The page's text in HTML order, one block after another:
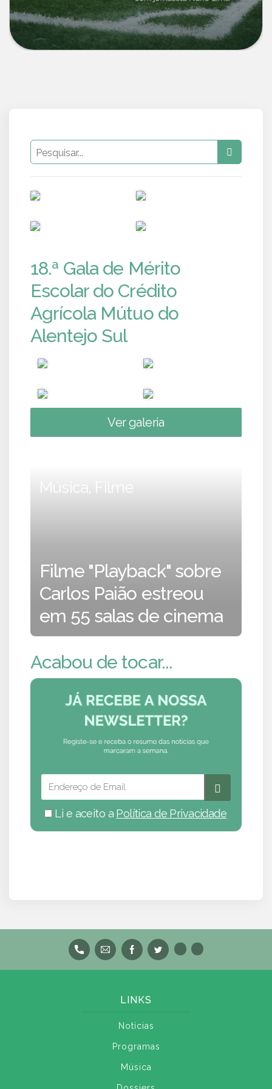
18.ª Gala de Mérito
Escolar do Crédito
Agrícola Mútuo do
Alentejo Sul
Ver galeria
Música, Filme
Filme "Playback" sobre
Carlos Paião estreou
em 55 salas de cinema
Acabou de tocar...
Li e aceito a Política de Privacidade
LINKS
Notícias
Programas
Música